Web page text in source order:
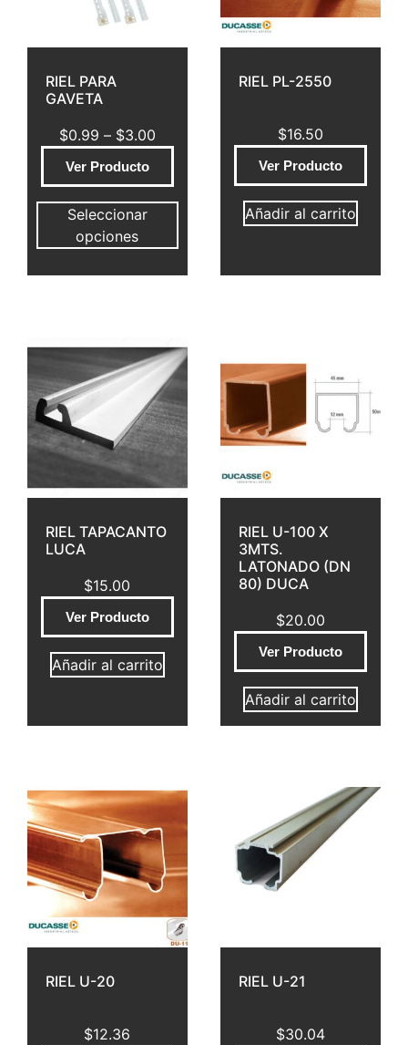
RIEL PARA
GAVETA
$0.99 – $3.00
Ver Producto
Seleccionar
opciones
RIEL PL-2550
$16.50
Ver Producto
Añadir al carrito
RIEL TAPACANTO
LUCA
$15.00
Ver Producto
Añadir al carrito
RIEL U-100 X
3MTS.
LATONADO (DN
80) DUCA
$20.00
Ver Producto
Añadir al carrito
RIEL U-20
$12.36
RIEL U-21
$30.04